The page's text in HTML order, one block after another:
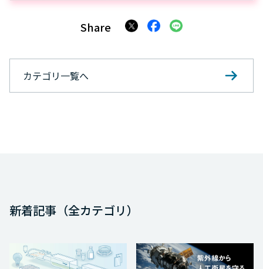
Share
カテゴリ一覧へ
新着記事（全カテゴリ）